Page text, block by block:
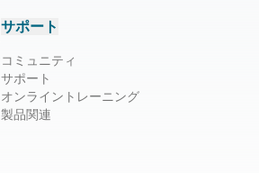
サポート
コミュニティ
サポート
オンライントレーニング
製品関連